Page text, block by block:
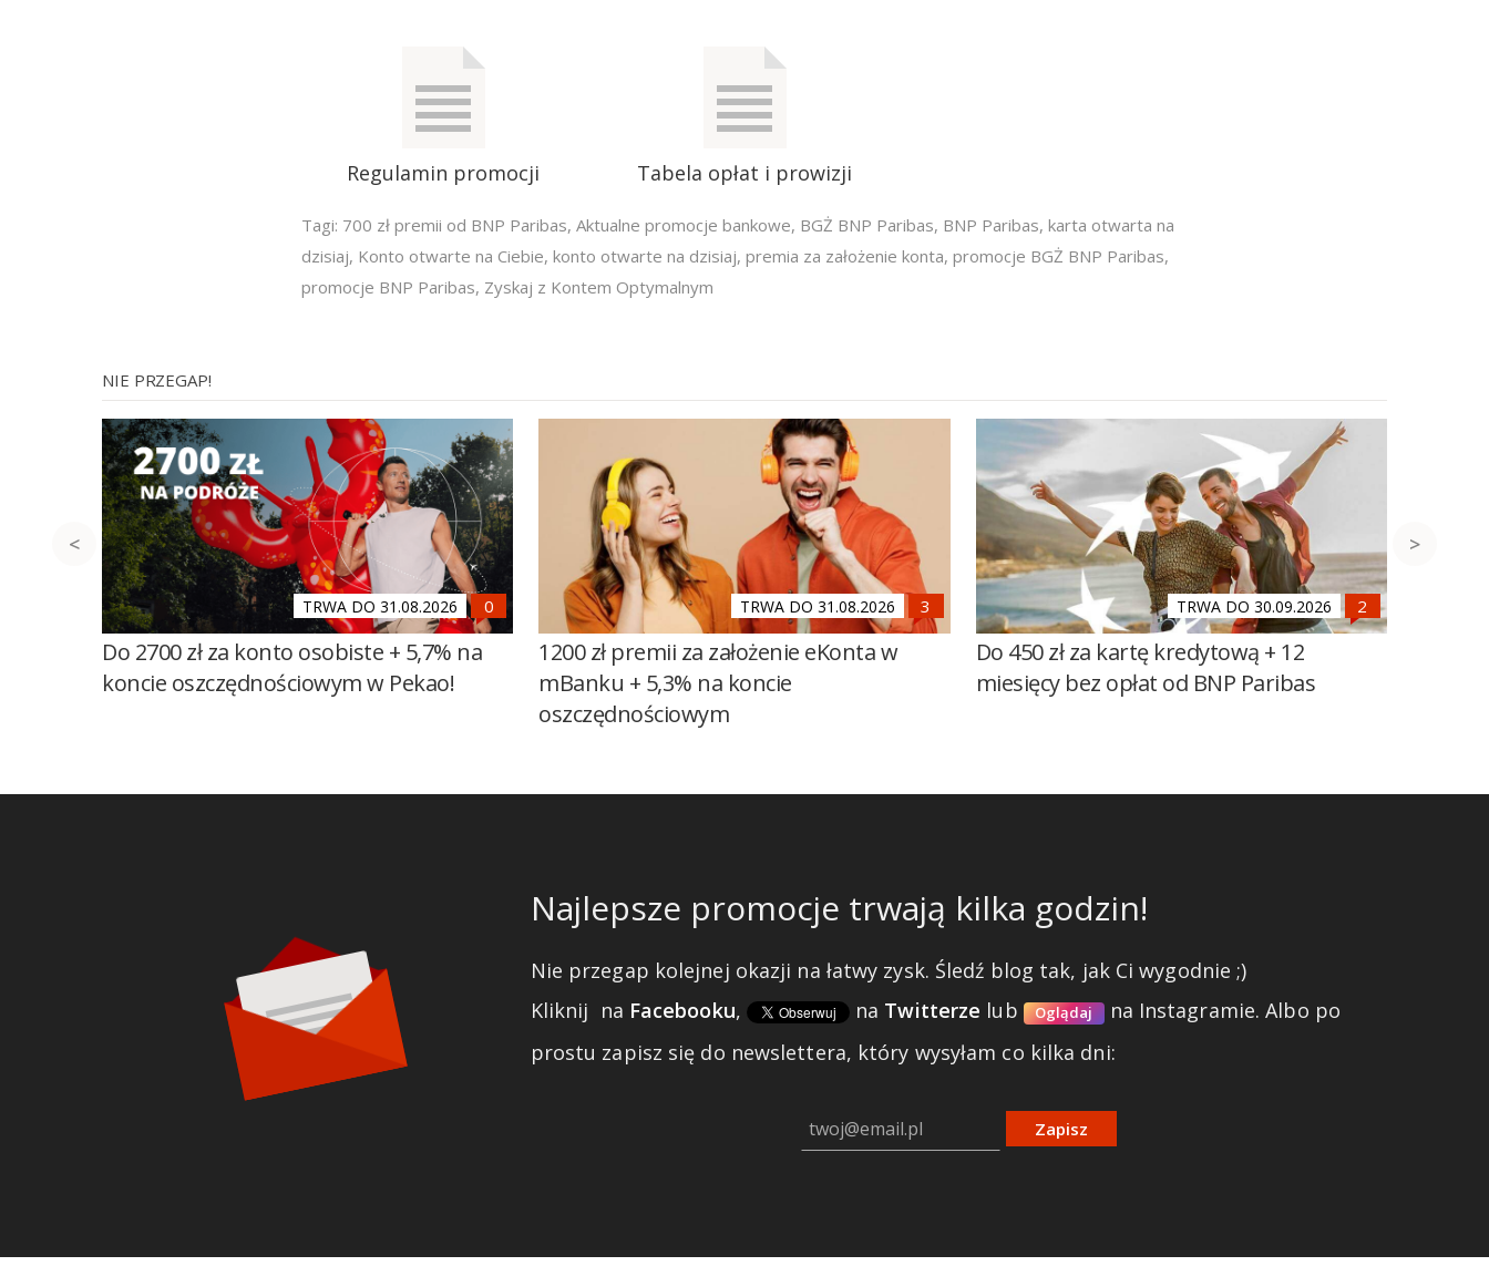
Regulamin promocji Tabela opłat i prowizji
Tagi: 700 zł premii od BNP Paribas, Aktualne promocje bankowe, BGŻ BNP Paribas, BNP Paribas, karta otwarta na
dzisiaj, Konto otwarte na Ciebie, konto otwarte na dzisiaj, premia za założenie konta, promocje BGŻ BNP Paribas,
promocje BNP Paribas, Zyskaj z Kontem Optymalnym
NIE PRZEGAP!
TRWA DO 31.08.2026
Do 2700 zł za konto osobiste + 5,7% na
koncie oszczędnościowym w Pekao!
TRWA DO 31.08.2026
1200 zł premii za założenie eKonta w
mBanku + 5,3% na koncie
oszczędnościowym
TRWA DO 30.09.2026
Do 450 zł za kartę kredytową + 12
miesięcy bez opłat od BNP Paribas
Najlepsze promocje trwają kilka godzin!
Nie przegap kolejnej okazji na łatwy zysk. Śledź blog tak, jak Ci wygodnie ;)
Kliknij na Facebooku, na Twitterze lub Oglądaj na Instagramie.Albo po
prostu zapisz się do newslettera, który wysyłam co kilka dni:
Zapisz